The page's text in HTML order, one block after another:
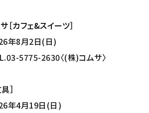
カフェ&スイーツ］
年8月2日(日)
5775-2630〈(株)コムサ〉
］
年4月19日(日)